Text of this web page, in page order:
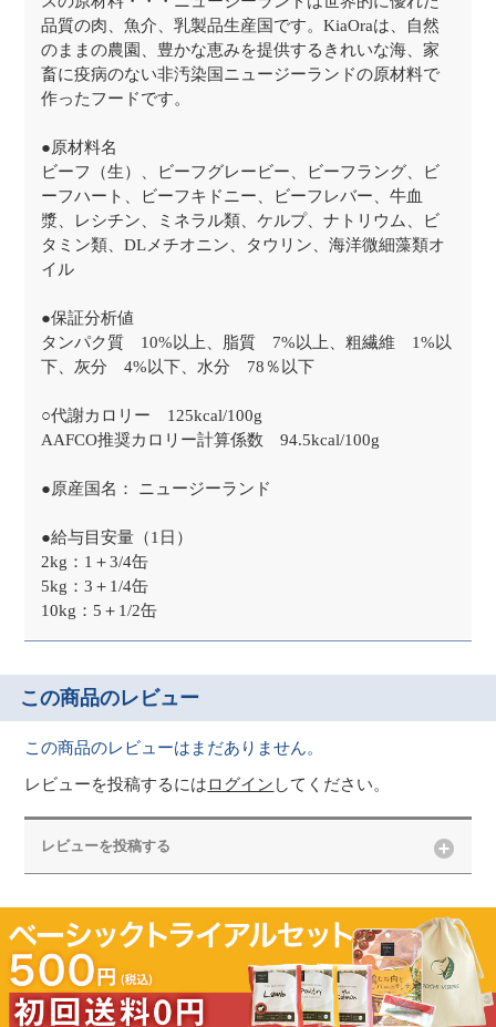
品質の肉、魚介、乳製品生産国です。KiaOraは、自然
のままの農園、豊かな恵みを提供するきれいな海、家
畜に疫病のない非汚染国ニュージーランドの原材料で
作ったフードです。
●原材料名
ビーフ（生）、ビーフグレービー、ビーフラング、ビ
ーフハート、ビーフキドニー、ビーフレバー、牛血
漿、レシチン、ミネラル類、ケルプ、ナトリウム、ビ
タミン類、DLメチオニン、タウリン、海洋微細藻類オ
イル
●保証分析値
タンパク質 10%以上、脂質 7%以上、粗繊維 1%以
下、灰分 4%以下、水分 78％以下
○代謝カロリー 125kcal/100g
AAFCO推奨カロリー計算係数 94.5kcal/100g
●原産国名： ニュージーランド
●給与目安量（1日）
2kg：1＋3/4缶
5kg：3＋1/4缶
10kg：5＋1/2缶
この商品のレビュー
この商品のレビューはまだありません。
レビューを投稿するにはログイン してください。
レビューを投稿する